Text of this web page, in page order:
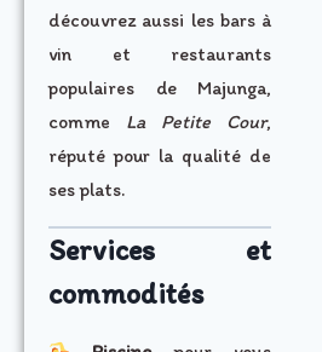
découvrez aussi les bars à
vin et restaurants
populaires de Majunga,
comme La Petite Cour,
réputé pour la qualité de
ses plats.
Services et
commodités